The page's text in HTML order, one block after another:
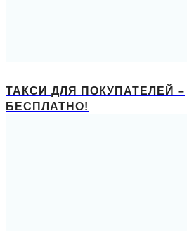
ТАКСИ ДЛЯ ПОКУПАТЕЛЕЙ –
БЕСПЛАТНО!